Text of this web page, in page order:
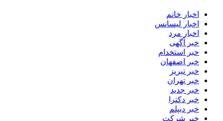
اخبار خانم
اخبار لیسانس
اخبار مرد
خبر آگهی
خبر استخدام
خبر اصفهان
خبر تبریز
خبر تهران
خبر جدید
خبر دکترا
خبر دیپلم
خبر شرکت